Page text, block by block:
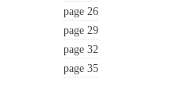
page 26
page 29
page 32
page 35